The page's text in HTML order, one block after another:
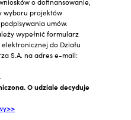
wyboru projektów
umów.
wypełnić formularz
do Działu
S.A. na adres e-mail:
.
O udziale decyduje